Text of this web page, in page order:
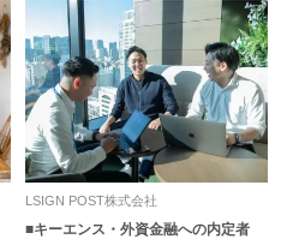
LSIGN POST株式会社
■キーエンス・外資金融への内定者